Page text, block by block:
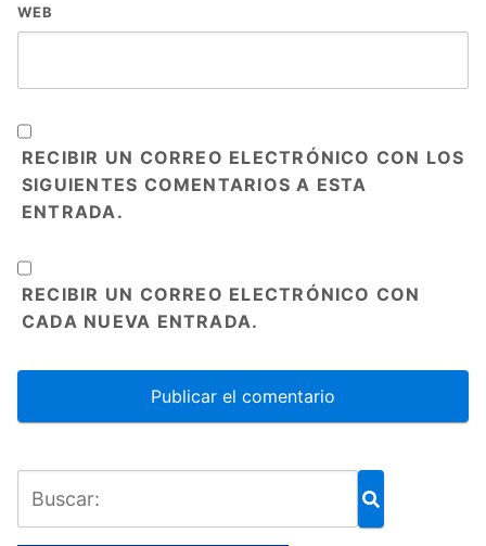
WEB
RECIBIR UN CORREO ELECTRÓNICO CON LOS
SIGUIENTES COMENTARIOS A ESTA
ENTRADA.
RECIBIR UN CORREO ELECTRÓNICO CON
CADA NUEVA ENTRADA.